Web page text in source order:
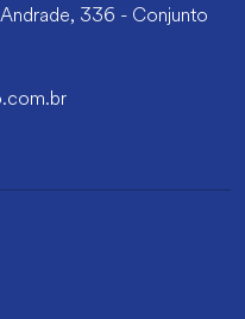
336 - Conjunto